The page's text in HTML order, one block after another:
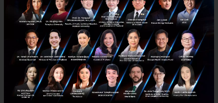
E-mail :contact@techsauce.co
Tel : 02-001-5375
Mobile : 06-4658-9500